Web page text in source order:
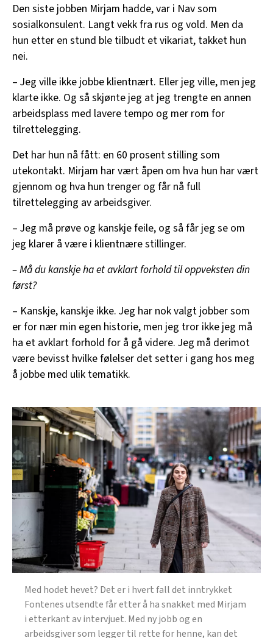
Den siste jobben Mirjam hadde, var i Nav som
sosialkonsulent. Langt vekk fra rus og vold. Men da
hun etter en stund ble tilbudt et vikariat, takket hun
nei.
– Jeg ville ikke jobbe klientnært. Eller jeg ville, men jeg
klarte ikke. Og så skjønte jeg at jeg trengte en annen
arbeidsplass med lavere tempo og mer rom for
tilrettelegging.
Det har hun nå fått: en 60 prosent stilling som
utekontakt. Mirjam har vært åpen om hva hun har vært
gjennom og hva hun trenger og får nå full
tilrettelegging av arbeidsgiver.
– Jeg må prøve og kanskje feile, og så får jeg se om
jeg klarer å være i klientnære stillinger.
– Må du kanskje ha et avklart forhold til oppveksten din
først?
– Kanskje, kanskje ikke. Jeg har nok valgt jobber som
er for nær min egen historie, men jeg tror ikke jeg må
ha et avklart forhold for å gå videre. Jeg må derimot
være bevisst hvilke følelser det setter i gang hos meg
å jobbe med ulik tematikk.
Med hodet hevet? Det er i hvert fall det inntrykket
Fontenes utsendte får etter å ha snakket med Mirjam
i etterkant av intervjuet. Med ny jobb og en
arbeidsgiver som legger til rette for henne, kan det